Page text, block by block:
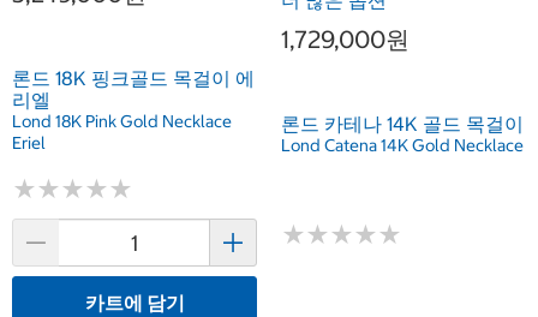
론드 18K 핑크골드 목걸이 에
리엘
Lond 18K Pink Gold Necklace
Eriel
★★★★★
★★★★★
카트에 담기
1,729,000원
론드 카테나 14K 골드 목걸이
Lond Catena 14K Gold Necklace
★★★★★
★★★★★